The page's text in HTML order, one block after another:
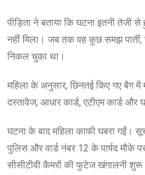
पीड़िता ने बताया कि घटना इतनी तेजी
नहीं मिला। जब तक वह कुछ समझ
निकल चुका था।
महिला के अनुसार, छिनतई किए गए बैग
दस्तावेज, आधार कार्ड, एटीएम कार्ड और
घटना के बाद महिला काफी घबरा गईं।
पुलिस और वार्ड नंबर 12 के पार्षद
सीसीटीवी कैमरों की फुटेज खंगालनी